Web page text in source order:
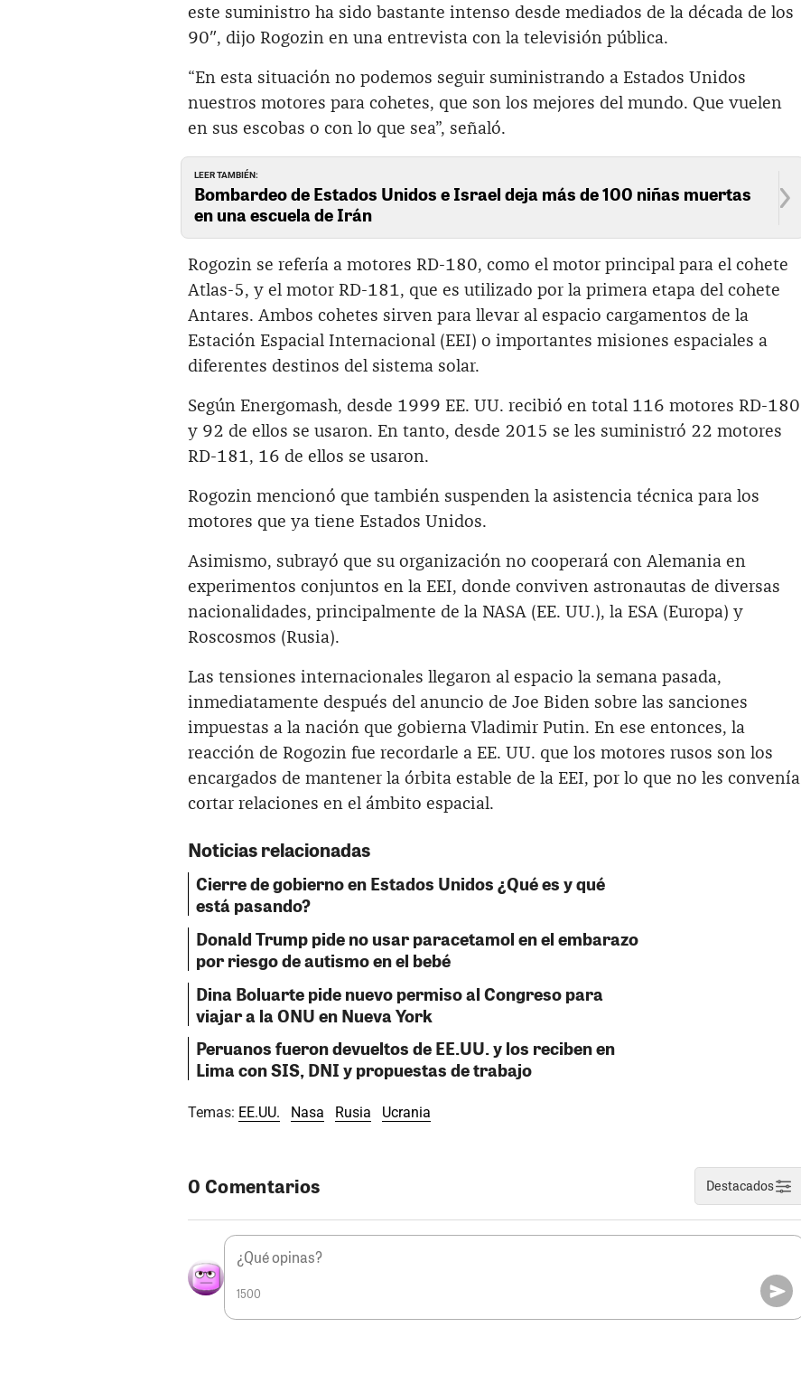
este suministro ha sido bastante intenso desde mediados de la década de los
90″, dijo Rogozin en una entrevista con la televisión pública.
“En esta situación no podemos seguir suministrando a Estados Unidos
nuestros motores para cohetes, que son los mejores del mundo. Que vuelen
en sus escobas o con lo que sea”, señaló.
LEER TAMBIÉN:
Bombardeo de Estados Unidos e Israel deja más de 100 niñas muertas
en una escuela de Irán
Rogozin se refería a motores RD-180, como el motor principal para el cohete
Atlas-5, y el motor RD-181, que es utilizado por la primera etapa del cohete
Antares. Ambos cohetes sirven para llevar al espacio cargamentos de la
Estación Espacial Internacional (EEI) o importantes misiones espaciales a
diferentes destinos del sistema solar.
Según Energomash, desde 1999 EE. UU. recibió en total 116 motores RD-180
y 92 de ellos se usaron. En tanto, desde 2015 se les suministró 22 motores
RD-181, 16 de ellos se usaron.
Rogozin mencionó que también suspenden la asistencia técnica para los
motores que ya tiene Estados Unidos.
Asimismo, subrayó que su organización no cooperará con Alemania en
experimentos conjuntos en la EEI, donde conviven astronautas de diversas
nacionalidades, principalmente de la NASA (EE. UU.), la ESA (Europa) y
Roscosmos (Rusia).
Las tensiones internacionales llegaron al espacio la semana pasada,
inmediatamente después del anuncio de Joe Biden sobre las sanciones
impuestas a la nación que gobierna Vladimir Putin. En ese entonces, la
reacción de Rogozin fue recordarle a EE. UU. que los motores rusos son los
encargados de mantener la órbita estable de la EEI, por lo que no les convenía
cortar relaciones en el ámbito espacial.
Noticias relacionadas
Cierre de gobierno en Estados Unidos ¿Qué es y qué
está pasando?
Donald Trump pide no usar paracetamol en el embarazo
por riesgo de autismo en el bebé
Dina Boluarte pide nuevo permiso al Congreso para
viajar a la ONU en Nueva York
Peruanos fueron devueltos de EE.UU. y los reciben en
Lima con SIS, DNI y propuestas de trabajo
Temas: EE.UU. Nasa Rusia Ucrania
0 Comentarios Destacados
1500